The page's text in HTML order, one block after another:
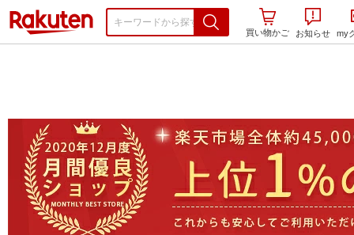
楽天市場
買い物かご
お知らせ my